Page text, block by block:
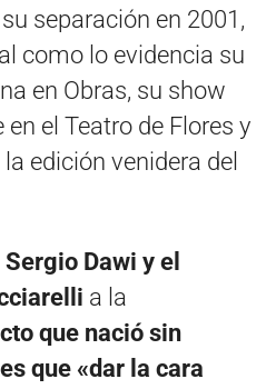
separación en 2001,
como lo evidencia su
en Obras, su show
el Teatro de Flores y
edición venidera del
Dawi y el
a la
que nació sin
que «dar la cara